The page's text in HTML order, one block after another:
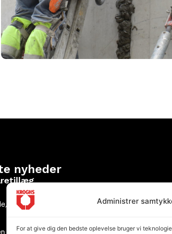
Administrer
For at give dig den bedste oplevelse bruger vi
nyheder
Situationen den seneste tid har desværre